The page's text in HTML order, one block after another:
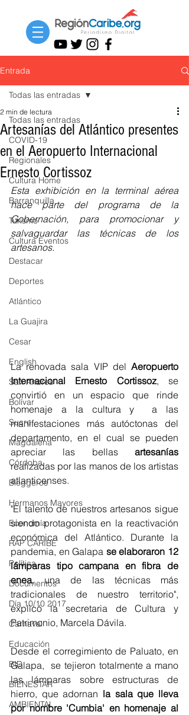
Entrada
Todas las entradas
COVID-19
Regionales
Cultura Home
Barranquilla
Turismo
Cultura Eventos
Destacar
Deportes
Atlántico
La Guajira
Cesar
English
San Andres
Bolívar
Sucre
Magdalena
Córdoba
Bloggeros
Hermanos Mayores
Economía
RAP CARIBE
Política
Documentos
Día 10/10 2017
Carnaval
Educación
BID
BIENESTAR
AMBIENTAL
Todas las entradas
Artesanías del Atlántico presentes
en el Aeropuerto Internacional
Ernesto Cortissoz
2 min de lectura
Esta exhibición en la terminal aérea
hace parte del programa de la
Gobernación, para promocionar y
salvaguardar las técnicas de los
artesanos.
La renovada sala VIP del Aeropuerto
Internacional Ernesto Cortissoz, se
convirtió en un espacio que rinde
homenaje a la cultura y
a las
manifestaciones más autóctonas del
departamento, en el cual se pueden
apreciar las bellas artesanías
realizadas por las manos de los artistas
atlanticenses.
"El talento de nuestros artesanos sigue
siendo protagonista en la reactivación
económica del Atlántico. Durante la
pandemia, en Galapa se elaboraron 12
lámparas tipo campana en fibra de
enea, una de las técnicas más
tradicionales de nuestro territorio",
explicó la secretaria de Cultura y
Patrimonio, Marcela Dávila.
Desde el corregimiento de Paluato, en
Galapa,  se tejieron totalmente a mano
las lámparas sobre estructuras de
hierro, que adornan la sala que lleva
por nombre 'Cumbia' en homenaje al